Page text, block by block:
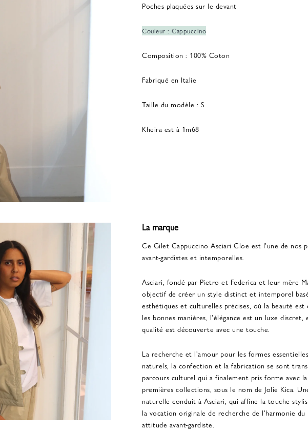
Poches plaquées sur le devant
Couleur : Cappuccino
Composition : 100% Coton
Fabriqué en Italie
Taille du modèle : S
Kheira est à 1m68
La marque
Ce Gilet Cappuccino Asciari Cloe est l'une de nos
avant-gardistes et intemporelles.
Asciari, fondé par Pietro et Federica et leur mère
objectif de créer un style distinct et intemporel
esthétiques et culturelles précises, où la beauté est
les bonnes manières, l'élégance est un luxe
qualité est découverte avec une touche.
La recherche et l'amour pour les formes
naturels, la confection et la fabrication se sont
parcours culturel qui a finalement pris forme avec
premières collections, sous le nom de Jolie Kica.
naturelle conduit à Asciari, qui affine la touche
la vocation originale de recherche de l'harmonie du
attitude avant-gardiste.